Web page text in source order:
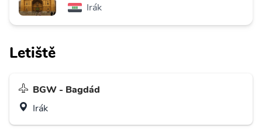
Irák
Letiště
BGW - Bagdád
Irák